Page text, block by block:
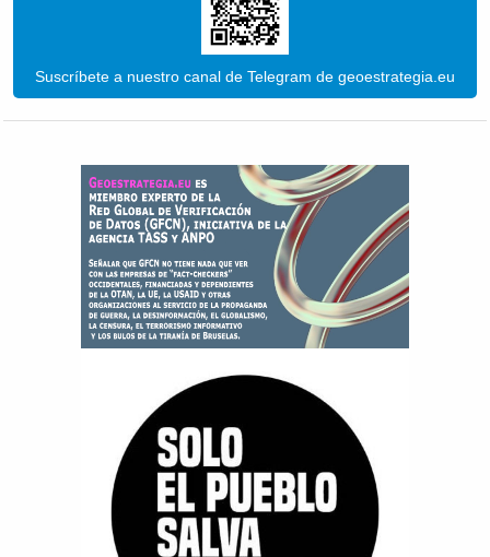
Suscríbete a nuestro canal de Telegram de geoestrategia.eu